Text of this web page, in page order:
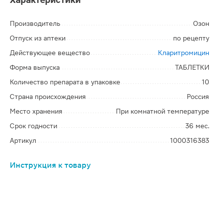
Производитель
Озон
Отпуск из аптеки
по рецепту
Действующее вещество
Кларитромицин
Форма выпуска
ТАБЛЕТКИ
Количество препарата в упаковке
10
Страна происхождения
Россия
Место хранения
При комнатной температуре
Срок годности
36 мес.
Артикул
1000316383
Инструкция к товару